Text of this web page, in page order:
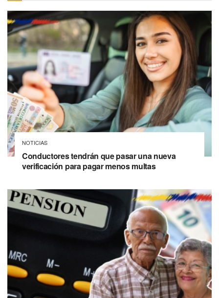
NOTICIAS
Conductores tendrán que pasar una nueva
verificación para pagar menos multas